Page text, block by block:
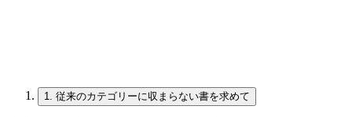
1. 従来のカテゴリーに収まらない書を求めて